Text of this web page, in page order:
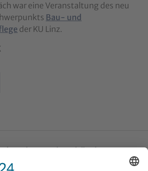
war eine Veranstaltung des neu
Bau- und
der KU Linz.
Privat-Universität Linz